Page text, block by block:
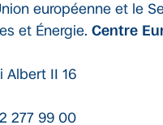
européenne et le
et Énergie. Centre
Albert II 16
277 99 00